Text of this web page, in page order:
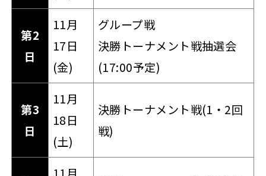
第2
日
11月
17日
(金)
グループ戦
決勝トーナメント戦抽選会
(17:00予定)
第3
日
11月
18日
(土)
決勝トーナメント戦(1・2回
戦)